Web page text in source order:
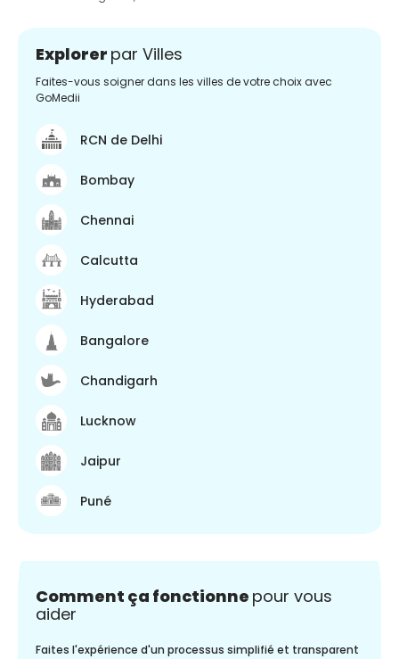
Explorer par Villes
Faites-vous soigner dans les villes de votre choix avec
GoMedii
RCN de Delhi
Bombay
Chennai
Calcutta
Hyderabad
Bangalore
Chandigarh
Lucknow
Jaipur
Puné
Comment ça fonctionne pour vous
aider
Faites l'expérience d'un processus simplifié et transparent